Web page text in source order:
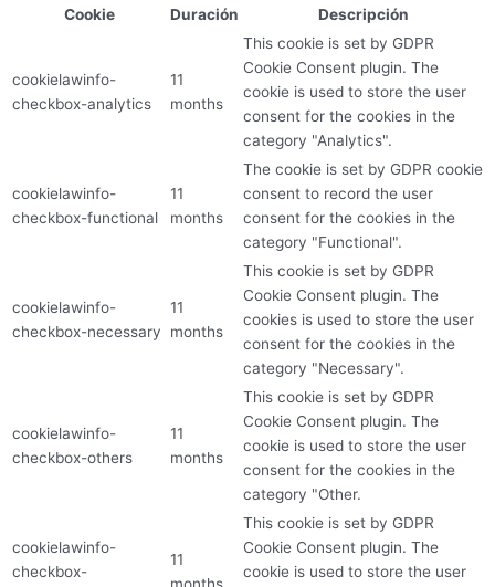
Cookie
Duración Descripción
cookielawinfo-
checkbox-analytics
11
months
This cookie is set by GDPR
Cookie Consent plugin. The
cookie is used to store the user
consent for the cookies in the
category "Analytics".
cookielawinfo-
checkbox-functional
11
months
The cookie is set by GDPR cookie
consent to record the user
consent for the cookies in the
category "Functional".
cookielawinfo-
checkbox-necessary
11
months
This cookie is set by GDPR
Cookie Consent plugin. The
cookies is used to store the user
consent for the cookies in the
category "Necessary".
cookielawinfo-
checkbox-others
11
months
This cookie is set by GDPR
Cookie Consent plugin. The
cookie is used to store the user
consent for the cookies in the
category "Other.
cookielawinfo-
checkbox-
11
months
This cookie is set by GDPR
Cookie Consent plugin. The
cookie is used to store the user